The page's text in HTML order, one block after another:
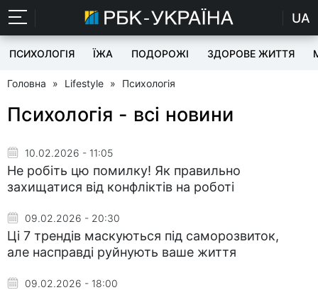
UA
ПСИХОЛОГІЯ ЇЖА ПОДОРОЖІ ЗДОРОВЕ ЖИТТЯ
Головна » Lifestyle » Психологія
Психологія - всі новини
10.02.2026 - 11:05
Не робіть цю помилку! Як правильно
захищатися від конфліктів на роботі
09.02.2026 - 20:30
Ці 7 трендів маскуються під саморозвиток,
але насправді руйнують ваше життя
09.02.2026 - 18:00